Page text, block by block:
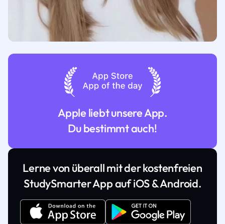
Apple liebt unsere App.
Du bestimmt auch!
Lerne von überall mit der kostenfreien
StudySmarter App auf iOS & Android.